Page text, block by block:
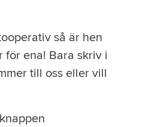
så är hen
för ena! Bara skriv i
till oss eller vill